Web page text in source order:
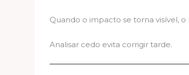
Quando o impacto se torna visível, o
Analisar cedo evita corrigir tarde.